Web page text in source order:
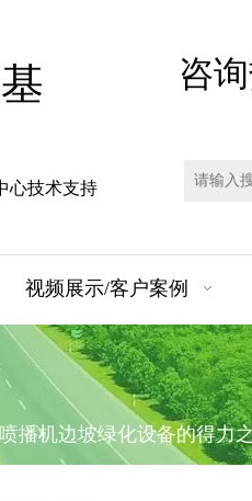
心技术支持
咨
视频展示/客户案例
播机边坡绿化设备的得力